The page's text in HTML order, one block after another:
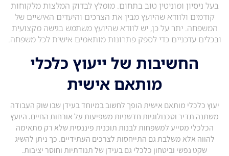
בעל ניסיון ומוניטין טוב בתחום. מומלץ לבדוק המלצות מלקוחות
קודמים ולוודא שהיועץ מבין את הצרכים והיעדים האישיים של
המשפחה. יתר על כן, יש לוודא שהיועץ משתמש בגישה מקצועית
ובכלים עדכניים כדי לספק פתרונות מותאמים אישית לכל משפחה.
החשיבות של ייעוץ כלכלי
מותאם אישית
יעוץ כלכלי מותאם אישית הופך לחשוב במיוחד בעידן שבו שוק העבודה
משתנה תדיר וטכנולוגיות חדשניות משפיעות על אורחות החיים. היועץ
הכלכלי מסייע למשפחות לבנות תוכנית פיננסית שלא רק מתאימה
להווה אלא משלבת גם התייחסות לצרכים העתידיים. כך ניתן להשיג
שקט נפשי וביטחון כלכלי גם בעידן של תנודתיות וחוסר יציבות.